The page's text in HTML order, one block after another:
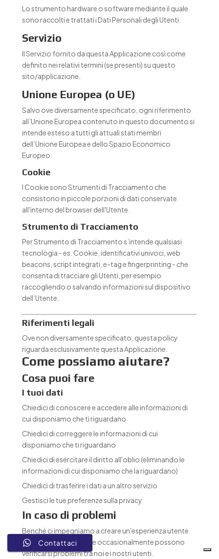
Lo strumento hardware o software mediante il quale
sono raccolti e trattati i Dati Personali degli Utenti.
Servizio
Il Servizio fornito da questa Applicazione così come
definito nei relativi termini (se presenti) su questo
sito/applicazione.
Unione Europea (o UE)
Salvo ove diversamente specificato, ogni riferimento
all’Unione Europea contenuto in questo documento si
intende esteso a tutti gli attuali stati membri
dell’Unione Europea e dello Spazio Economico
Europeo.
Cookie
I Cookie sono Strumenti di Tracciamento che
consistono in piccole porzioni di dati conservate
all'interno del browser dell'Utente.
Strumento di Tracciamento
Per Strumento di Tracciamento s’intende qualsiasi
tecnologia - es. Cookie, identificativi univoci, web
beacons, script integrati, e-tag e fingerprinting - che
consenta di tracciare gli Utenti, per esempio
raccogliendo o salvando informazioni sul dispositivo
dell’Utente.
Riferimenti legali
Ove non diversamente specificato, questa policy
riguarda esclusivamente questa Applicazione.
Come possiamo aiutare?
Cosa puoi fare
I tuoi dati
Chiedici di conoscere e accedere alle informazioni di
cui disponiamo che ti riguardano
Chiedici di correggere le informazioni di cui
disponiamo che ti riguardano
Chiedici di esercitare il diritto all'oblio (eliminando le
informazioni di cui disponiamo che la riguardano)
Chiedici di trasferire i dati a un altro servizio
Gestisci le tue preferenze sulla privacy
In caso di problemi
Benché ci impegniamo a creare un'esperienza utente
positiva, sappiamo che occasionalmente possono
verificarsi problemi tra noi e i nostri utenti.
Contattaci